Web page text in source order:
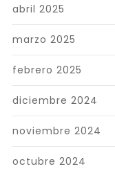
abril 2025
marzo 2025
febrero 2025
diciembre 2024
noviembre 2024
octubre 2024